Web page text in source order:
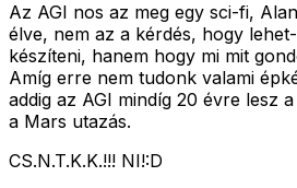
Az AGI nos az meg egy sci-fi,
élve, nem az a kérdés, hogy
készíteni, hanem hogy mi mit
Amíg erre nem tudonk valami
addig az AGI mindíg 20 évre lesz
a Mars utazás.
CS.N.T.K.K.!!! NI!:D